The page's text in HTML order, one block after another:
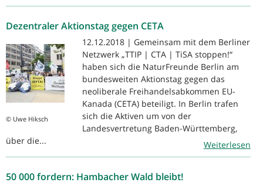
Dezentraler Aktionstag gegen CETA
© Uwe Hiksch
12.12.2018 | Gemeinsam mit dem Berliner
Netzwerk „TTIP | CTA | TiSA stoppen!“
haben sich die NaturFreunde Berlin am
bundesweiten Aktionstag gegen das
neoliberale Freihandelsabkommen EU-
Kanada (CETA) beteiligt. In Berlin trafen
sich die Aktiven um von der
Landesvertretung Baden-Württemberg,
über die...
Weiterlesen
50 000 fordern: Hambacher Wald bleibt!